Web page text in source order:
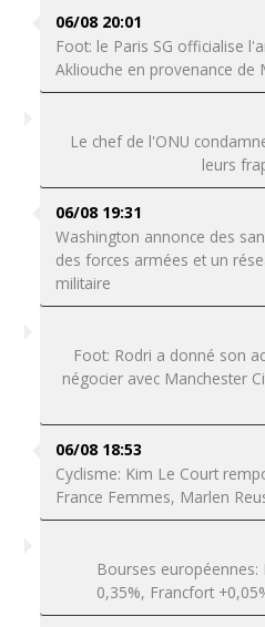
06/08 20:01
Foot: le Paris SG officialise
Akliouche en provenance de
Le chef de l'ONU
leurs
06/08 19:31
Washington annonce des
des forces armées et un
militaire
Foot: Rodri a donné son
négocier avec Manchester
06/08 18:53
Cyclisme: Kim Le Court
France Femmes, Marlen
Bourses
0,35%, Francfort